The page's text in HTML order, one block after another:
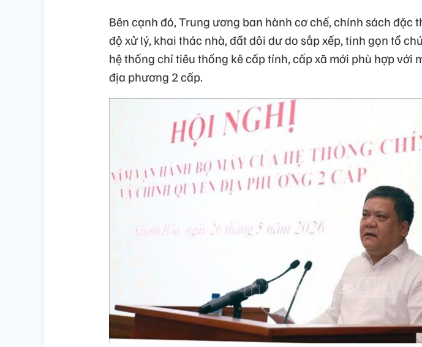
Bên cạnh đó, Trung ương ban hành cơ chế, chính sách đặc
độ xử lý, khai thác nhà, đất dôi dư do sắp xếp, tinh gọn tổ
hệ thống chỉ tiêu thống kê cấp tỉnh, cấp xã mới phù hợp với
địa phương 2 cấp.